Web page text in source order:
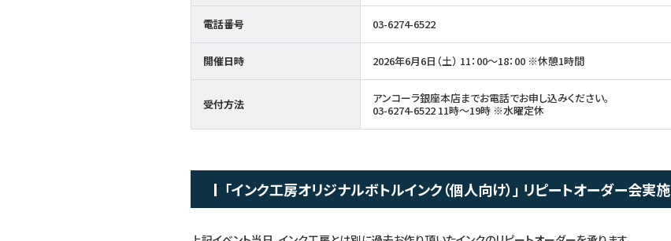
電話番号 03-6274-6522
開催日時 2026年6月6日（土） 11：00～18：00 ※休憩1時間
受付方法
アンコーラ銀座本店までお電話でお申し込みください。
03-6274-6522 11時～19時 ※水曜定休
「インク工房オリジナルボトルインク（個人向け）」 リピートオーダー会実施